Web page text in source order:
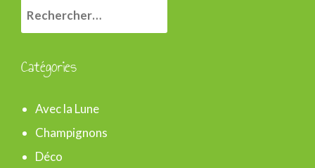
R
e
e
r
c
Catégories
Avec la Lune
Champignons
Déco